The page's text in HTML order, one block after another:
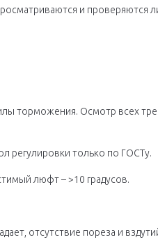
и проверяются
торможения. Осмотр всех
регулировки только по ГОСТу.
люфт – >10 градусов.
отсутствие пореза и